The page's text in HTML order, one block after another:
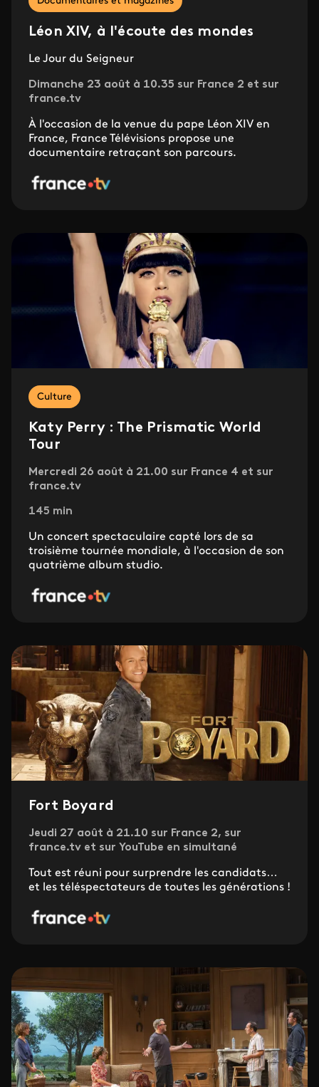
Léon XIV, à l'écoute des mondes
Le Jour du Seigneur
Dimanche 23 août à 10.35 sur France 2 et sur
france.tv
À l'occasion de la venue du pape Léon XIV en
France, France Télévisions propose une
documentaire retraçant son parcours.
Culture
Katy Perry : The Prismatic World
Tour
Mercredi 26 août à 21.00 sur France 4 et sur
france.tv
145 min
Un concert spectaculaire capté lors de sa
troisième tournée mondiale, à l'occasion de son
quatrième album studio.
Fort Boyard
Jeudi 27 août à 21.10 sur France 2, sur
france.tv et sur YouTube en simultané
Tout est réuni pour surprendre les candidats…
et les téléspectateurs de toutes les générations !